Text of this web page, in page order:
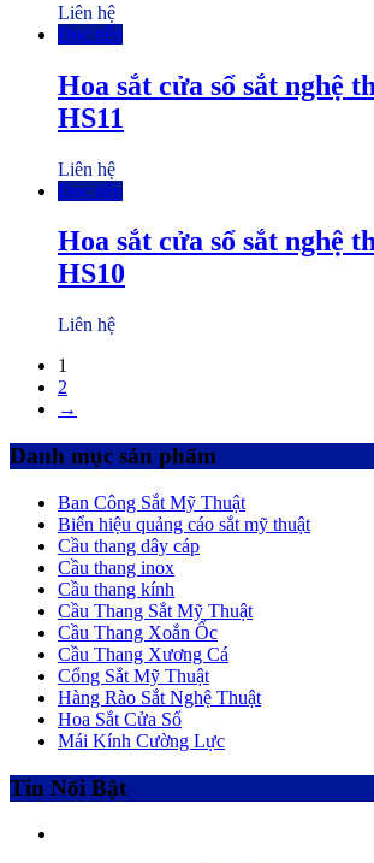
Liên hệ
Đọc tiếp
Hoa sắt cửa sổ sắt nghệ
HS11
Liên hệ
Đọc tiếp
Hoa sắt cửa sổ sắt nghệ
HS10
Liên hệ
1
2
→
Danh mục sản phẩm
Ban Công Sắt Mỹ Thuật
Biển hiệu quảng cáo sắt mỹ thuật
Cầu thang dây cáp
Cầu thang inox
Cầu thang kính
Cầu Thang Sắt Mỹ Thuật
Cầu Thang Xoắn Ốc
Cầu Thang Xương Cá
Cổng Sắt Mỹ Thuật
Hàng Rào Sắt Nghệ Thuật
Hoa Sắt Cửa Sổ
Mái Kính Cường Lực
Tin Nổi Bật